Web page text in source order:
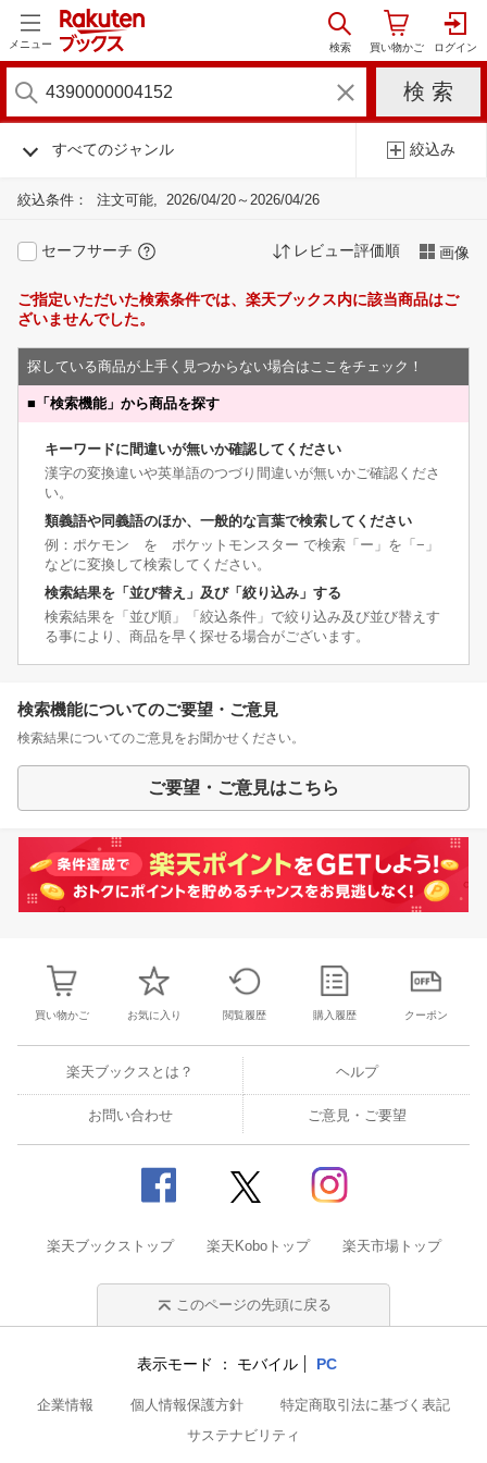
メニュー
すべてのジャンル 絞込み
絞込条件： 注文可能 2026/04/20～2026/04/26
セーフサーチ レビュー評価順 画像
ご指定いただいた検索条件では、楽天ブックス内に該当商品はご
ざいませんでした。
探している商品が上手く見つからない場合はここをチェック！
■ 「検索機能」から商品を探す
キーワードに間違いが無いか確認してください
漢字の変換違いや英単語のつづり間違いが無いかご確認くださ
い。
類義語や同義語のほか、一般的な言葉で検索してください
例：ポケモン を ポケットモンスター で検索「ー」を「−」
などに変換して検索してください。
検索結果を「並び替え」及び「絞り込み」する
検索結果を「並び順」「絞込条件」で絞り込み及び並び替えす
る事により、商品を早く探せる場合がございます。
検索機能についてのご要望・ご意見
検索結果についてのご意見をお聞かせください。
ご要望・ご意見はこちら
買い物かご お気に入り 閲覧履歴 購入履歴 クーポン
楽天ブックスとは？ ヘルプ
お問い合わせ ご意見・ご要望
楽天ブックストップ 楽天Koboトップ 楽天市場トップ
このページの先頭に戻る
表示モード モバイル PC
企業情報 個人情報保護方針
特定商取引法に基づく表記
サステナビリティ